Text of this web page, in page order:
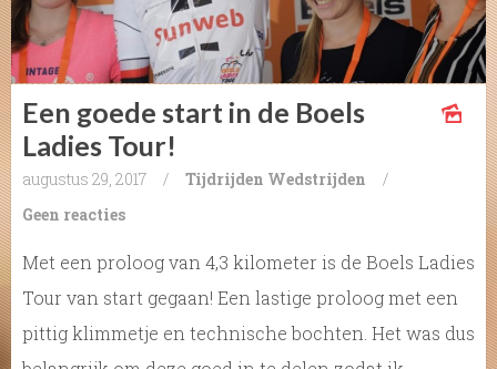
Een goede start in de Boels
Ladies Tour!
augustus 29, 2017 / Tijdrijden Wedstrijden
/
Geen reacties
Met een proloog van 4,3 kilometer is de Boels Ladies
Tour van start gegaan! Een lastige proloog met een
pittig klimmetje en technische bochten. Het was dus